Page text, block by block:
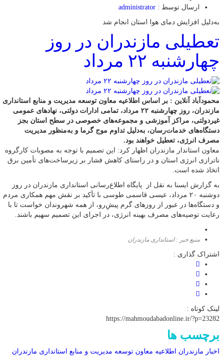
ارسال توسط : administrator
به‌دلیل افزایش دمای هوا استان انجام شد
تعطیلی مازندران در روز
چهارشنبه ۲۲ مرداد
محمودآباد آنلاین : بر اساس اطلاعیه معاون توسعه مدیریت و منابع استانداری
مازندران، روز چهارشنبه ۲۲ مرداد، تمامی ادارات دولتی، نهادهای عمومی
غیردولتی، مراکز آموزشی و مجموعه‌های خصوصی در سطح استان بجز
دستگاه‌های خدمات‌رسان، به‌دلیل تداوم موج گرما و به‌منظور مدیریت
مصرف انرژی، تعطیل خواهند بود.
معاون استاندار مازندران اظهار کرد: این تصمیم با توجه به مصوبات کارگروه
ناترازی انرژی استان و در راستای کاهش فشار بر زیرساخت‌های تأمین برق
اتخاذ شده است.
به گزارش ایسنا به نقل از پایگاه اطلاع‌رسانی استانداری مازندران در روز
دوشنبه ۲۰ مرداد، عیسی قاسمی طوسی با تأکید بر نقش مهم همکاری مردم
و دستگاه‌ها در عبور از روزهای گرم پیش‌ِرو، از همه شهروندان خواست تا با
رعایت توصیه‌های مصرف بهینه انرژی، در اجرای این تصمیم سهیم باشند.
منبع خبر : استانداری مازندران
اشتراک گذاری :
لینک کوتاه :
https://mahmoudabadonline.ir/?p=23282
برچسب ها
اخبار مازندران اطلاعیه معاون توسعه مدیریت و منابع استانداری مازندران